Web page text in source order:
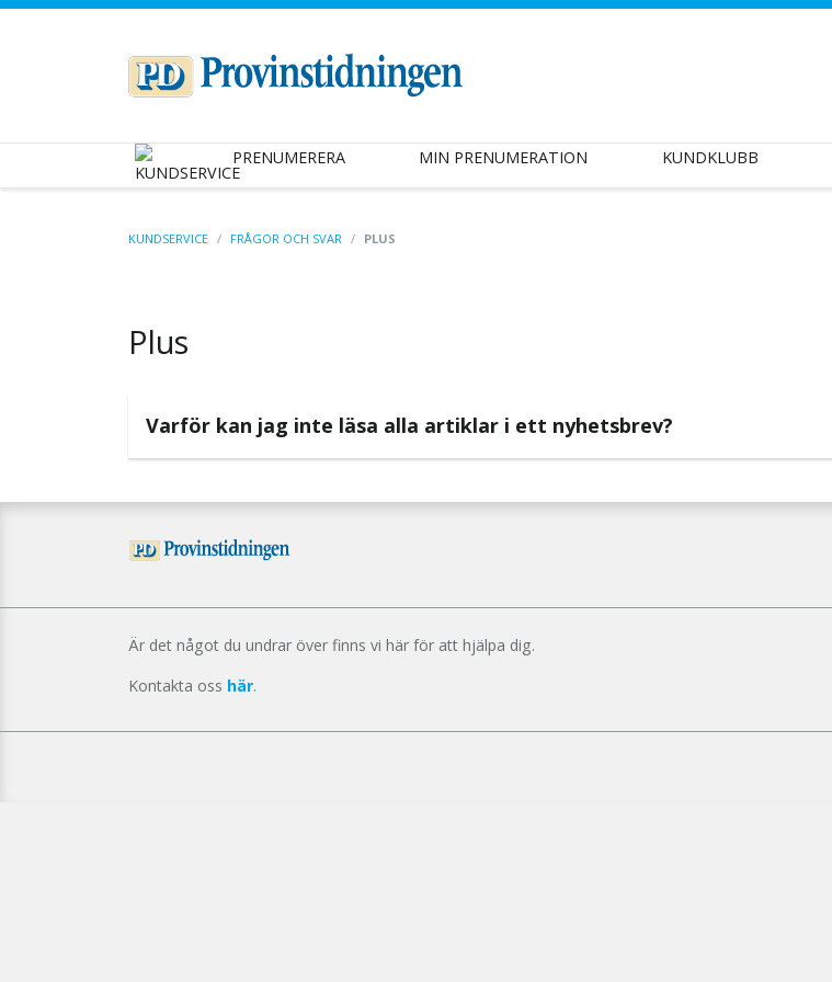
PRENUMERERA MIN PRENUMERATION KUNDKLUBB
KUNDSERVICE / FRÅGOR OCH SVAR / PLUS
Plus
Varför kan jag inte läsa alla artiklar i ett nyhetsbrev?
Är det något du undrar över finns vi här för att hjälpa dig.
Kontakta oss här.